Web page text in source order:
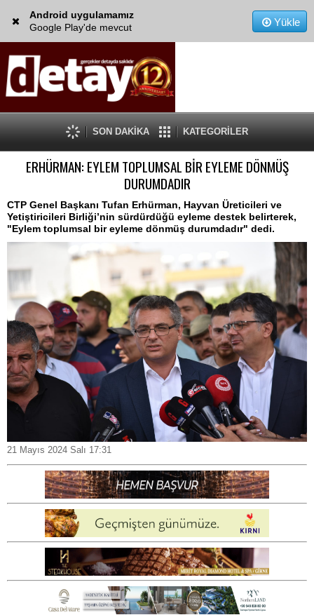
Android uygulamamız
Google Play'de mevcut
Yükle
SON DAKİKA KATEGORİLER
ERHÜRMAN: EYLEM TOPLUMSAL BİR EYLEME DÖNMÜŞ
DURUMDADIR
CTP Genel Başkanı Tufan Erhürman, Hayvan Üreticileri ve
Yetiştiricileri Birliği’nin sürdürdüğü eyleme destek belirterek,
"Eylem toplumsal bir eyleme dönmüş durumdadır" dedi.
21 Mayıs 2024 Salı 17:31